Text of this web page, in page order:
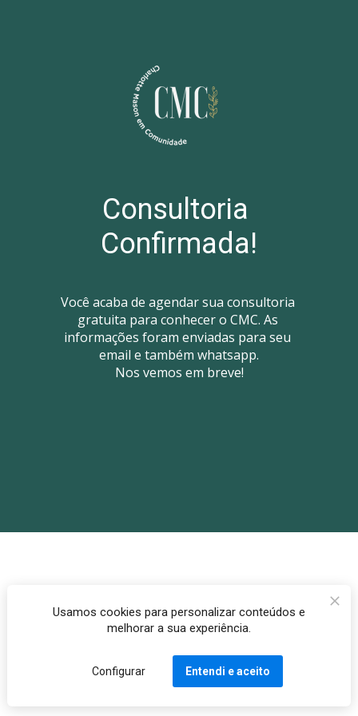
Consultoria
Confirmada!
Você acaba de agendar sua consultoria
gratuita para conhecer o CMC. As
informações foram enviadas para seu
email e também whatsapp.
Nos vemos em breve!
Usamos cookies para personalizar conteúdos e
melhorar a sua experiência.
Configurar Entendi e aceito